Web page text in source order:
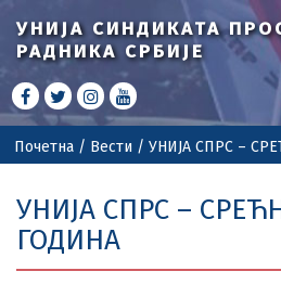
УНИЈА СИНДИКАТА
РАДНИКА СРБИЈЕ
Почетна / Вести / УНИЈА СПРС –
УНИЈА СПРС –
ГОДИНА